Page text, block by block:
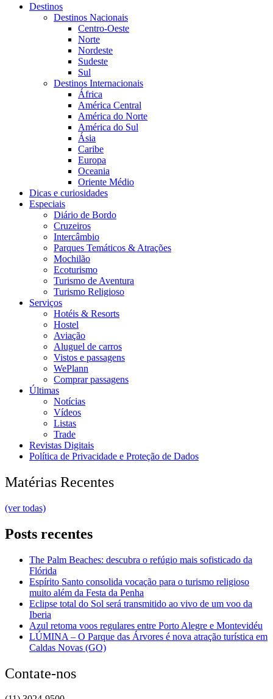
Destinos
Destinos Nacionais
Centro-Oeste
Norte
Nordeste
Sudeste
Sul
Destinos Internacionais
África
América Central
América do Norte
América do Sul
Ásia
Caribe
Europa
Oceania
Oriente Médio
Dicas e curiosidades
Especiais
Diário de Bordo
Cruzeiros
Intercâmbio
Parques Temáticos & Atrações
Mochilão
Ecoturismo
Turismo de Aventura
Turismo Religioso
Serviços
Hotéis & Resorts
Hostel
Aviação
Aluguel de carros
Vistos e passagens
WePlann
Comprar passagens
Últimas
Notícias
Vídeos
Listas
Trade
Revistas Digitais
Política de Privacidade e Proteção de Dados
Matérias Recentes
(ver todas)
Posts recentes
The Palm Beaches: descubra o refúgio mais sofisticado da
Flórida
Espírito Santo consolida vocação para o turismo religioso
muito além da Festa da Penha
Eclipse total do Sol será transmitido ao vivo de um voo da
Iberia
Azul retoma voos regulares entre Porto Alegre e Montevidéu
LÚMINA – O Parque das Árvores é nova atração turística em
Caldas Novas (GO)
Contate-nos